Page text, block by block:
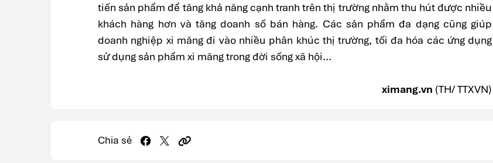
tiến sản phẩm để tăng khả năng cạnh tranh trên thị trường nhằm thu hút được nhiều
khách hàng hơn và tăng doanh số bán hàng. Các sản phẩm đa dạng cũng giúp
doanh nghiệp xi măng đi vào nhiều phân khúc thị trường, tối đa hóa các ứng dụng
sử dụng sản phẩm xi măng trong đời sống xã hội…
ximang.vn (TH/ TTXVN)
Chia sẻ